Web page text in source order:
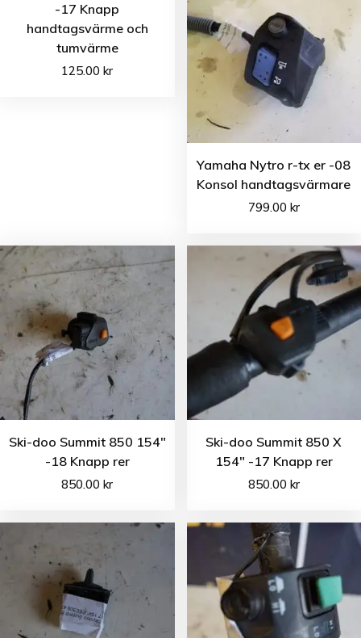
-17 Knapp
handtagsvärme och
tumvärme
125.00kr
Yamaha Nytro r-tx er -08
Konsol handtagsvärmare
799.00 kr
Ski-doo Summit 850 154″
-18 Knapp rer
850.00kr
Ski-doo Summit 850 X
154″ -17 Knapp rer
850.00 kr